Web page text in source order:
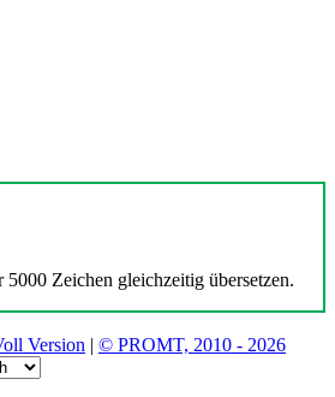
Zeichen gleichzeitig übersetzen.
Version | © PROMT, 2010 - 2026